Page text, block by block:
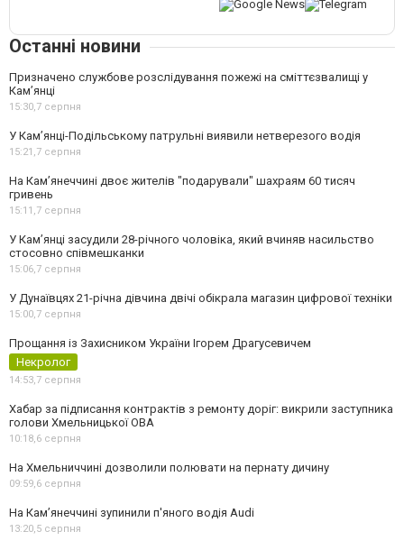
Останні новини
Призначено службове розслідування пожежі на сміттєзвалищі у
Кам’янці
15:30,7 серпня
У Кам’янці-Подільському патрульні виявили нетверезого водія
15:21,7 серпня
На Камʼянеччині двоє жителів "подарували" шахраям 60 тисяч
гривень
15:11,7 серпня
У Камʼянці засудили 28-річного чоловіка, який вчиняв насильство
стосовно співмешканки
15:06,7 серпня
У Дунаївцях 21-річна дівчина двічі обікрала магазин цифрової техніки
15:00,7 серпня
Прощання із Захисником України Ігорем Драгусевичем
Некролог
14:53,7 серпня
Хабар за підписання контрактів з ремонту доріг: викрили заступника
голови Хмельницької ОВА
10:18,6 серпня
На Хмельниччині дозволили полювати на пернату дичину
09:59,6 серпня
На Камʼянеччині зупинили п'яного водія Audi
13:20,5 серпня